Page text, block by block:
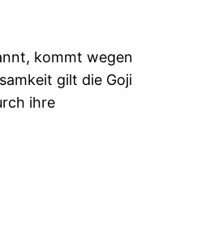
kommt wegen
gilt die Goji
ihre